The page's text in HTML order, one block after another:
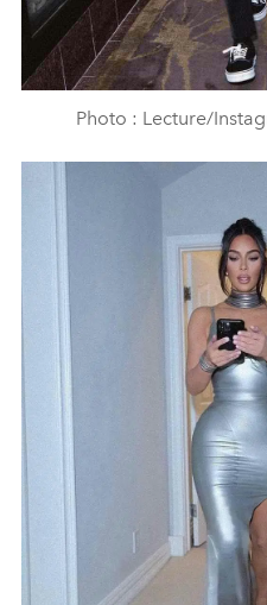
Photo : Lecture/